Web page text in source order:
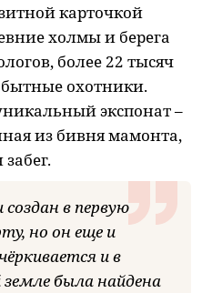
карточкой
холмы и берега
более 22 тысяч
охотники.
экспонат –
из бивня мамонта,
в первую
но он еще и
и в
земле была найдена